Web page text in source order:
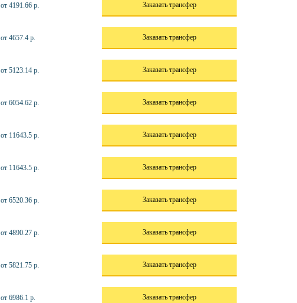
от 4191.66 р. Заказать трансфер
от 4657.4 р. Заказать трансфер
от 5123.14 р. Заказать трансфер
от 6054.62 р. Заказать трансфер
от 11643.5 р. Заказать трансфер
от 11643.5 р. Заказать трансфер
от 6520.36 р. Заказать трансфер
от 4890.27 р. Заказать трансфер
от 5821.75 р. Заказать трансфер
от 6986.1 р. Заказать трансфер